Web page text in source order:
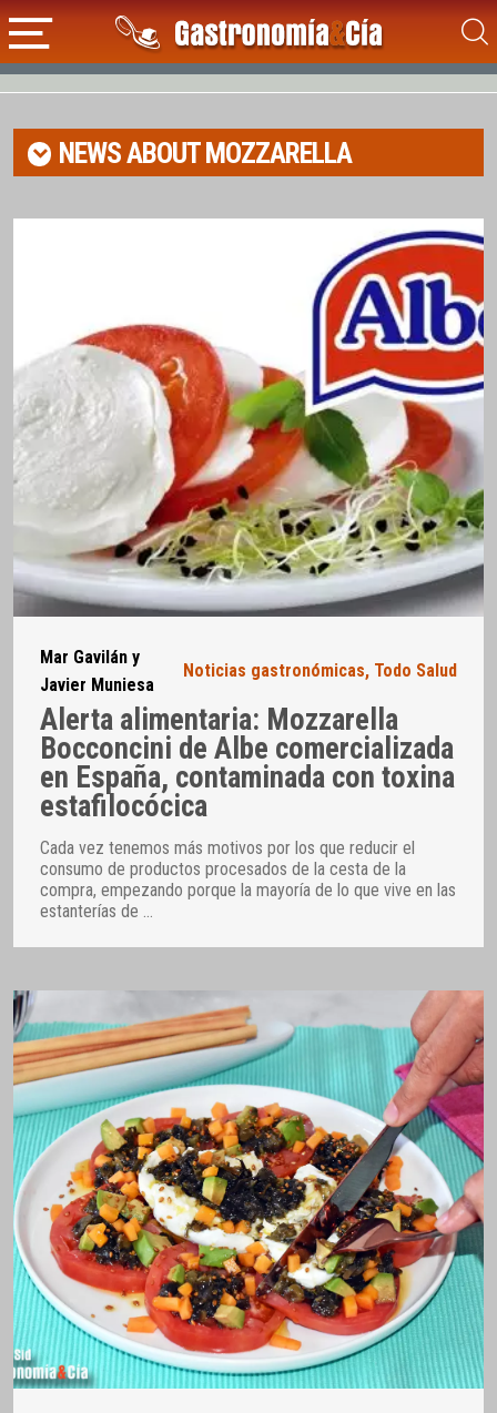
NEWS ABOUTMOZZARELLA
Mar Gavilán y
Javier Muniesa
Noticias gastronómicas, Todo Salud
Alerta alimentaria: Mozzarella
Bocconcini de Albe comercializada
en España, contaminada con toxina
estafilocócica
Cada vez tenemos más motivos por los que reducir el
consumo de productos procesados de la cesta de la
compra, empezando porque la mayoría de lo que vive en las
estanterías de